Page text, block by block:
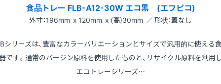
食品トレー FLB-A12-30W エコ黒 (エフピコ)
外寸：196mm x 120mm x (高)30mm ／ 形状：蓋なし
シリーズは、豊富なカラーバリエーションとサイズで汎用的に使える
です。通常のバージン原料を使用したものと、リサイクル原料を利用
エコトレーシリーズ…